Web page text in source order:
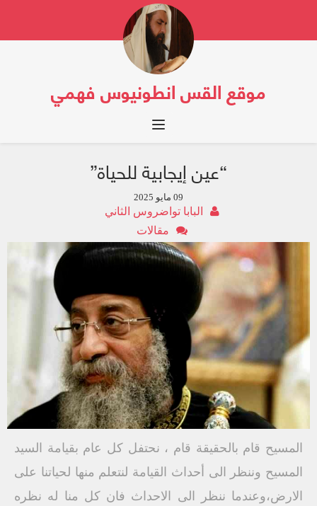
موقع القس انطونيوس فهمي
Toggle navigation
“عين إيجابية للحياة”
09 مايو 2025
البابا تواضروس الثاني
مقالات
المسيح قام بالحقيقة قام ، نحتفل كل عام بقيامة السيد
المسيح وننظر الى أحداث القيامة لنتعلم منها لحياتنا على
الارض،وعندما ننظر الى الاحداث فان كل منا له نظره